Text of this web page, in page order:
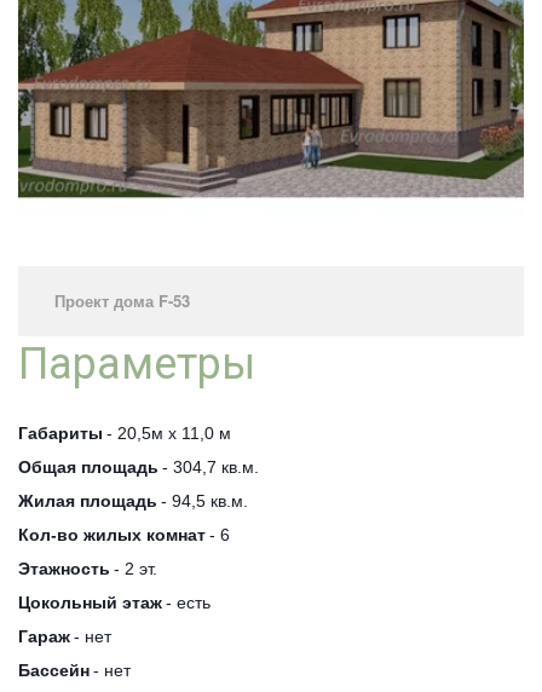
Проект дома F-53
Параметры
Габариты - 20,5м х 11,0 м
Общая площадь - 304,7 кв.м.
Жилая площадь - 94,5 кв.м.
Кол-во жилых комнат - 6
Этажность - 2 эт.
Цокольный этаж - есть
Гараж - нет
Бассейн - нет